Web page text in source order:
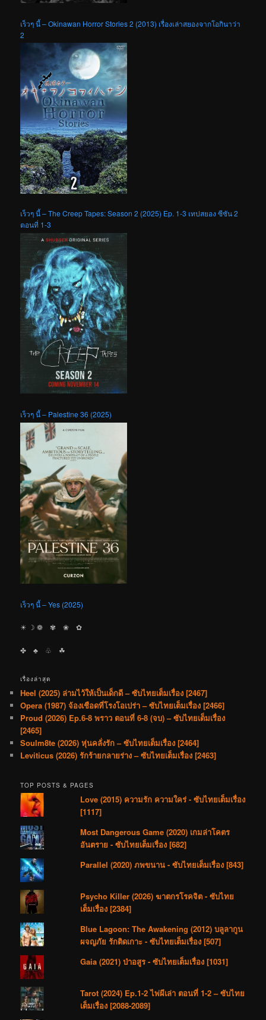
เร็วๆ นี้ – Okinawan Horror Stories 2 (2013) เรื่องเล่าสยองจากโอกินาว่า
2
เร็วๆ นี้ – The Creep Tapes: Season 2 (2025) Ep. 1-3 เทปสยอง ซีซัน 2
ตอนที่ 1-3
เร็วๆ นี้ – Palestine 36 (2025)
เร็วๆ นี้ – Yes (2025)
☀︎ ☽ ❁ ✾ ❀ ✿
✤ ♣︎ ♧ ☘︎
เรื่องล่าสุด
Heel (2025) ล่ามไว้ให้เป็นเด็กดี – ซับไทยเต็มเรื่อง [2467]
Opera (1987) จ้องเชือดที่โรงโอเปร่า – ซับไทยเต็มเรื่อง [2466]
Proud (2026) Ep.6-8 พราว ตอนที่ 6-8 (จบ) – ซับไทยเต็มเรื่อง
[2465]
Soulm8te (2026) หุ่นคลั่งรัก – ซับไทยเต็มเรื่อง [2464]
Leviticus (2026) รักร้ายกลายร่าง – ซับไทยเต็มเรื่อง [2463]
TOP POSTS & PAGES
Love (2015) ความรัก ความใคร่ - ซับไทยเต็มเรื่อง
[1117]
Most Dangerous Game (2020) เกมล่าโคตร
อันตราย - ซับไทยเต็มเรื่อง [682]
Parallel (2020) ภพขนาน - ซับไทยเต็มเรื่อง [843]
Psycho Killer (2026) ฆาตกรโรคจิต - ซับไทย
เต็มเรื่อง [2384]
Blue Lagoon: The Awakening (2012) บลูลากูน
ผจญภัย รักติดเกาะ - ซับไทยเต็มเรื่อง [507]
Gaia (2021) ป่าอสูร - ซับไทยเต็มเรื่อง [1031]
Tarot (2024) Ep.1-2 ไพ่ผีเล่า ตอนที่ 1-2 – ซับไทย
เต็มเรื่อง [2088-2089]